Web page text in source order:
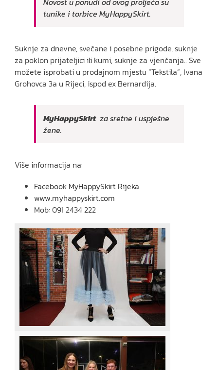
tunike i torbice MyHappySkirt.
Suknje za dnevne, svečane i posebne prigode, suknje
za poklon prijateljici ili kumi, suknje za vjenčanja.. Sve
možete isprobati u prodajnom mjestu “Tekstila“, Ivana
Grohovca 3a u Rijeci, ispod ex Bernardija.
MyHappySkirtza sretne i uspješne
žene.
Više informacija na:
Facebook MyHappySkirt Rijeka
www.myhappyskirt.com
Mob: 091 2434 222